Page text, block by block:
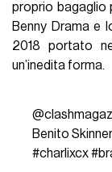
proprio bagaglio
Benny Drama e
2018 portato
un’inedita forma.
Benito
#charlixcx